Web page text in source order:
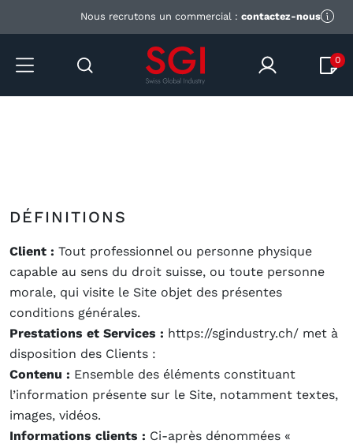
Nous recrutons un commercial : contactez-nous
0
DÉFINITIONS
Client : Tout professionnel ou personne physique
capable au sens du droit suisse, ou toute personne
morale, qui visite le Site objet des présentes
conditions générales.
Prestations et Services : https://sgindustry.ch/ met à
disposition des Clients :
Contenu : Ensemble des éléments constituant
l’information présente sur le Site, notamment textes,
images, vidéos.
Informations clients : Ci-après dénommées «